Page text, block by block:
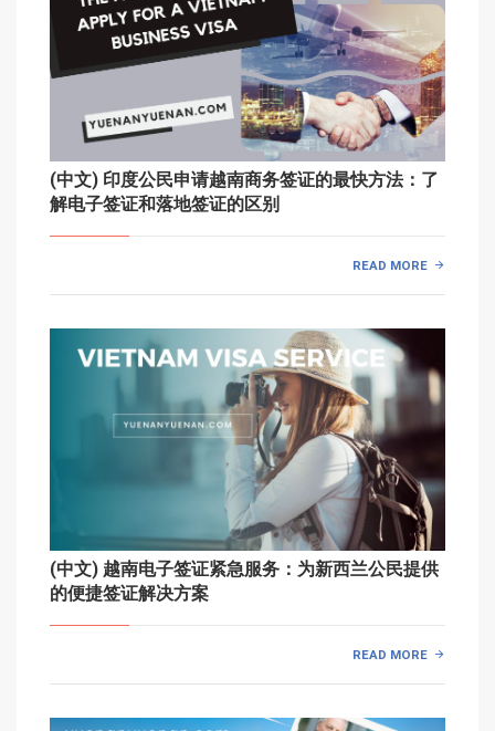
(中文) 印度公民申请越南商务签证的最快方法：了
解电子签证和落地签证的区别
READ MORE
(中文) 越南电子签证紧急服务：为新西兰公民提供
的便捷签证解决方案
READ MORE